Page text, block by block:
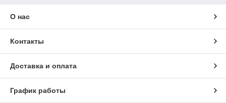
О нас
Контакты
Доставка и оплата
График работы